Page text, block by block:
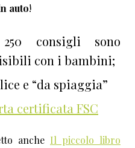
auto!
consigli sono
con i bambini;
e “da spiaggia”
certificata FSC
anche Il piccolo libro